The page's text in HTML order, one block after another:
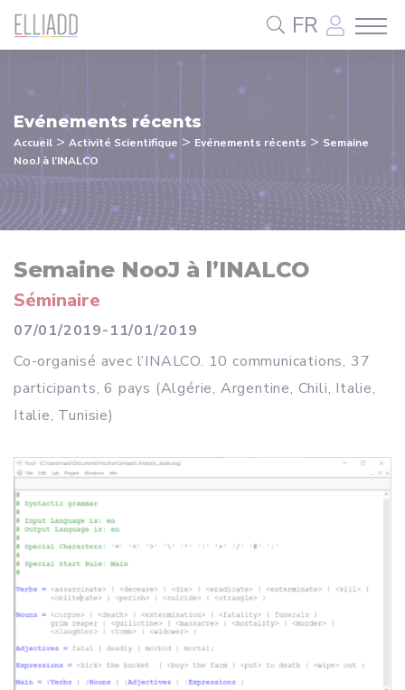
FR
Evénements récents
Accueil > Activité Scientifique > Evénements récents > Semaine
NooJ à l’INALCO
Semaine NooJ à l’INALCO
Séminaire
07/01/2019-11/01/2019
Co-organisé avec l’INALCO. 10 communications, 37
participants, 6 pays (Algérie, Argentine, Chili, Italie,
Italie, Tunisie)
Panneau de gestion des cookies